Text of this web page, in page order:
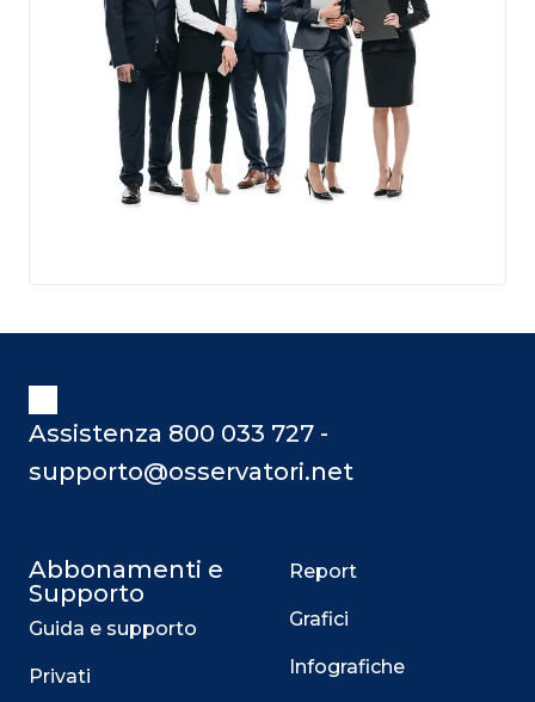
Assistenza 800 033 727 -
supporto@osservatori.net
Abbonamenti e
Supporto
Guida e supporto
Privati
Report
Grafici
Infografiche